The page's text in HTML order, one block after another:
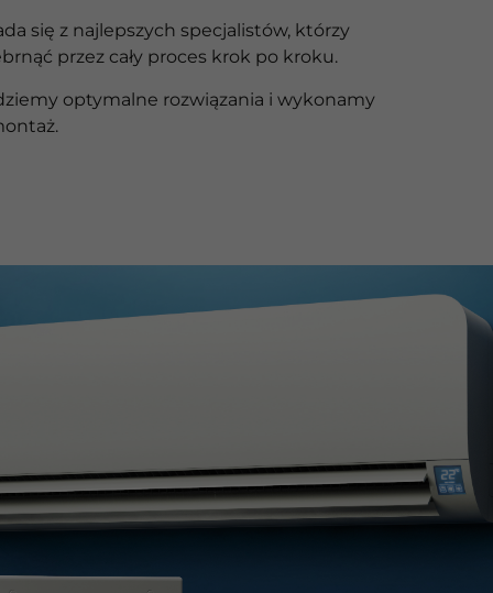
się z najlepszych specjalistów, którzy
przez cały proces krok po kroku.
optymalne rozwiązania i wykonamy